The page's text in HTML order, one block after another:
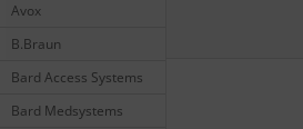
Avox
B.Braun
Bard Access Systems
Bard Medsystems